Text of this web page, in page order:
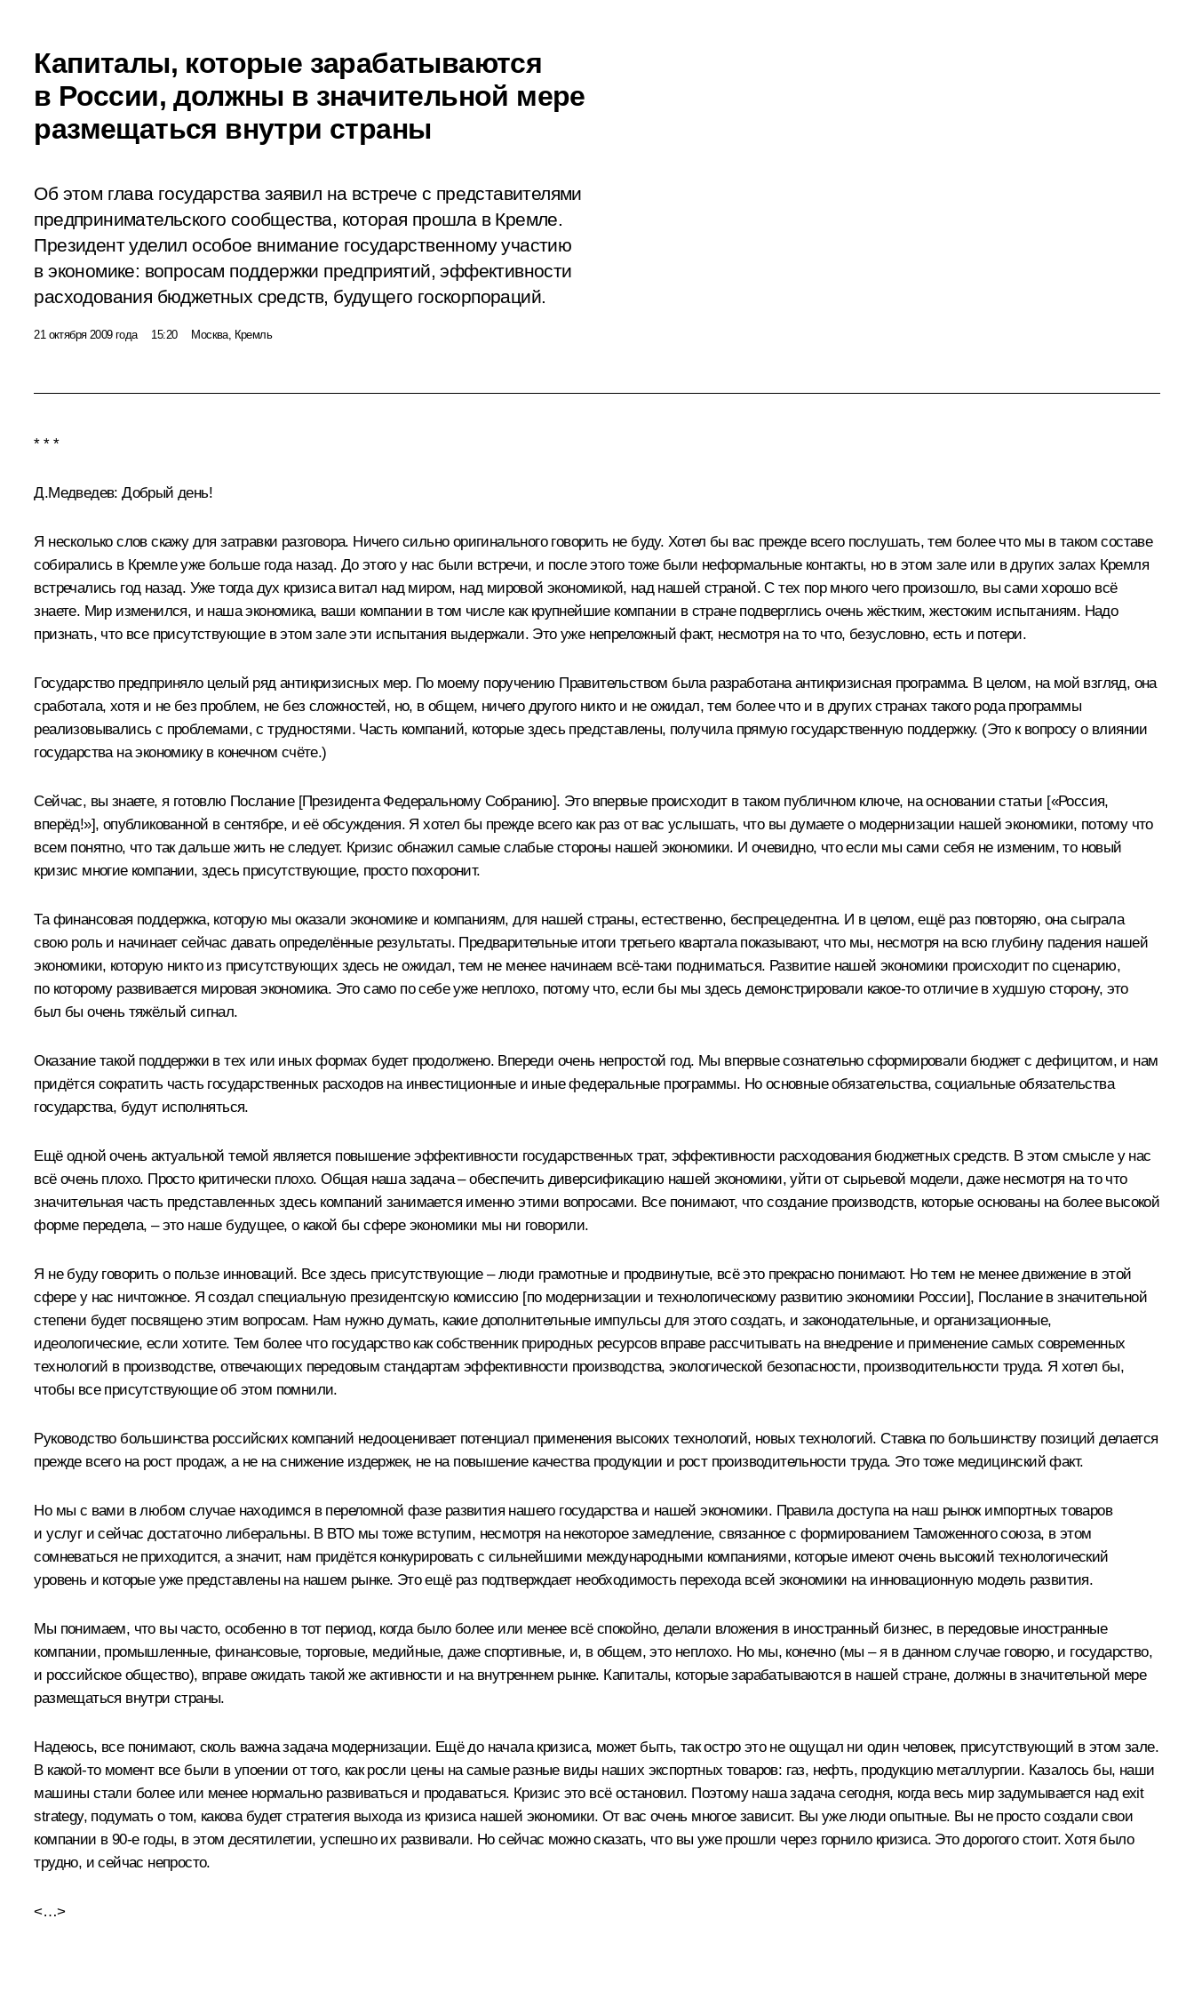
Капиталы, которые зарабатываются
в России, должны в значительной мере
размещаться внутри страны
Об этом глава государства заявил на встрече с представителями
предпринимательского сообщества, которая прошла в Кремле.
Президент уделил особое внимание государственному участию
в экономике: вопросам поддержки предприятий, эффективности
расходования бюджетных средств, будущего госкорпораций.
21 октября 2009 года 15:20 Москва, Кремль
* * *
Д.Медведев: Добрый день!
Я несколько слов скажу для затравки разговора. Ничего сильно оригинального говорить не буду. Хотел бы вас прежде всего послушать, тем более что мы в таком составе
собирались в Кремле уже больше года назад. До этого у нас были встречи, и после этого тоже были неформальные контакты, но в этом зале или в других залах Кремля
встречались год назад. Уже тогда дух кризиса витал над миром, над мировой экономикой, над нашей страной. С тех пор много чего произошло, вы сами хорошо всё
знаете. Мир изменился, и наша экономика, ваши компании в том числе как крупнейшие компании в стране подверглись очень жёстким, жестоким испытаниям. Надо
признать, что все присутствующие в этом зале эти испытания выдержали. Это уже непреложный факт, несмотря на то что, безусловно, есть и потери.
Государство предприняло целый ряд антикризисных мер. По моему поручению Правительством была разработана антикризисная программа. В целом, на мой взгляд, она
сработала, хотя и не без проблем, не без сложностей, но, в общем, ничего другого никто и не ожидал, тем более что и в других странах такого рода программы
реализовывались с проблемами, с трудностями. Часть компаний, которые здесь представлены, получила прямую государственную поддержку. (Это к вопросу о влиянии
государства на экономику в конечном счёте.)
Сейчас, вы знаете, я готовлю Послание [Президента Федеральному Собранию]. Это впервые происходит в таком публичном ключе, на основании статьи [«Россия,
вперёд!»], опубликованной в сентябре, и её обсуждения. Я хотел бы прежде всего как раз от вас услышать, что вы думаете о модернизации нашей экономики, потому что
всем понятно, что так дальше жить не следует. Кризис обнажил самые слабые стороны нашей экономики. И очевидно, что если мы сами себя не изменим, то новый
кризис многие компании, здесь присутствующие, просто похоронит.
Та финансовая поддержка, которую мы оказали экономике и компаниям, для нашей страны, естественно, беспрецедентна. И в целом, ещё раз повторяю, она сыграла
свою роль и начинает сейчас давать определённые результаты. Предварительные итоги третьего квартала показывают, что мы, несмотря на всю глубину падения нашей
экономики, которую никто из присутствующих здесь не ожидал, тем не менее начинаем всё‑таки подниматься. Развитие нашей экономики происходит по сценарию,
по которому развивается мировая экономика. Это само по себе уже неплохо, потому что, если бы мы здесь демонстрировали какое‑то отличие в худшую сторону, это
был бы очень тяжёлый сигнал.
Оказание такой поддержки в тех или иных формах будет продолжено. Впереди очень непростой год. Мы впервые сознательно сформировали бюджет с дефицитом, и нам
придётся сократить часть государственных расходов на инвестиционные и иные федеральные программы. Но основные обязательства, социальные обязательства
государства, будут исполняться.
Ещё одной очень актуальной темой является повышение эффективности государственных трат, эффективности расходования бюджетных средств. В этом смысле у нас
всё очень плохо. Просто критически плохо. Общая наша задача – обеспечить диверсификацию нашей экономики, уйти от сырьевой модели, даже несмотря на то что
значительная часть представленных здесь компаний занимается именно этими вопросами. Все понимают, что создание производств, которые основаны на более высокой
форме передела, – это наше будущее, о какой бы сфере экономики мы ни говорили.
Я не буду говорить о пользе инноваций. Все здесь присутствующие – люди грамотные и продвинутые, всё это прекрасно понимают. Но тем не менее движение в этой
сфере у нас ничтожное. Я создал специальную президентскую комиссию [по модернизации и технологическому развитию экономики России], Послание в значительной
степени будет посвящено этим вопросам. Нам нужно думать, какие дополнительные импульсы для этого создать, и законодательные, и организационные,
идеологические, если хотите. Тем более что государство как собственник природных ресурсов вправе рассчитывать на внедрение и применение самых современных
технологий в производстве, отвечающих передовым стандартам эффективности производства, экологической безопасности, производительности труда. Я хотел бы,
чтобы все присутствующие об этом помнили.
Руководство большинства российских компаний недооценивает потенциал применения высоких технологий, новых технологий. Ставка по большинству позиций делается
прежде всего на рост продаж, а не на снижение издержек, не на повышение качества продукции и рост производительности труда. Это тоже медицинский факт.
Но мы с вами в любом случае находимся в переломной фазе развития нашего государства и нашей экономики. Правила доступа на наш рынок импортных товаров
и услуг и сейчас достаточно либеральны. В ВТО мы тоже вступим, несмотря на некоторое замедление, связанное с формированием Таможенного союза, в этом
сомневаться не приходится, а значит, нам придётся конкурировать с сильнейшими международными компаниями, которые имеют очень высокий технологический
уровень и которые уже представлены на нашем рынке. Это ещё раз подтверждает необходимость перехода всей экономики на инновационную модель развития.
Мы понимаем, что вы часто, особенно в тот период, когда было более или менее всё спокойно, делали вложения в иностранный бизнес, в передовые иностранные
компании, промышленные, финансовые, торговые, медийные, даже спортивные, и, в общем, это неплохо. Но мы, конечно (мы – я в данном случае говорю, и государство,
и российское общество), вправе ожидать такой же активности и на внутреннем рынке. Капиталы, которые зарабатываются в нашей стране, должны в значительной мере
размещаться внутри страны.
Надеюсь, все понимают, сколь важна задача модернизации. Ещё до начала кризиса, может быть, так остро это не ощущал ни один человек, присутствующий в этом зале.
В какой‑то момент все были в упоении от того, как росли цены на самые разные виды наших экспортных товаров: газ, нефть, продукцию металлургии. Казалось бы, наши
машины стали более или менее нормально развиваться и продаваться. Кризис это всё остановил. Поэтому наша задача сегодня, когда весь мир задумывается над exit
strategy, подумать о том, какова будет стратегия выхода из кризиса нашей экономики. От вас очень многое зависит. Вы уже люди опытные. Вы не просто создали свои
компании в 90-е годы, в этом десятилетии, успешно их развивали. Но сейчас можно сказать, что вы уже прошли через горнило кризиса. Это дорогого стоит. Хотя было
трудно, и сейчас непросто.
<…>